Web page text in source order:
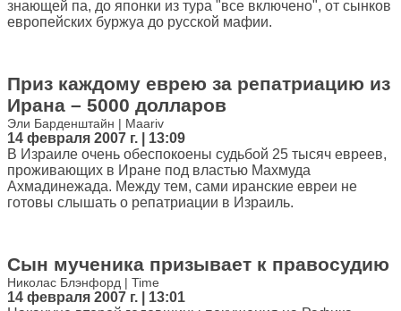
знающей па, до японки из тура "все включено", от сынков
европейских буржуа до русской мафии.
Приз каждому еврею за репатриацию из
Ирана – 5000 долларов
Эли Барденштайн | Maariv
14 февраля 2007 г. | 13:09
В Израиле очень обеспокоены судьбой 25 тысяч евреев,
проживающих в Иране под властью Махмуда
Ахмадинежада. Между тем, сами иранские евреи не
готовы слышать о репатриации в Израиль.
Сын мученика призывает к правосудию
Николас Блэнфорд | Time
14 февраля 2007 г. | 13:01